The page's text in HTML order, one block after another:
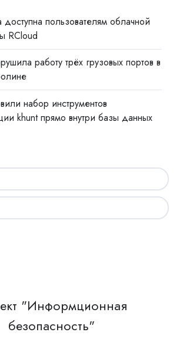
пользователям облачной
RCloud
работу трёх грузовых портов в
набор инструментов
khunt прямо внутри базы данных
"Информционная
безопасность"